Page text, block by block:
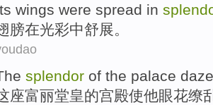
wings were spread in
膀在光彩中舒展。
splendor of the palace
座富丽堂皇的宫殿使他眼花缭